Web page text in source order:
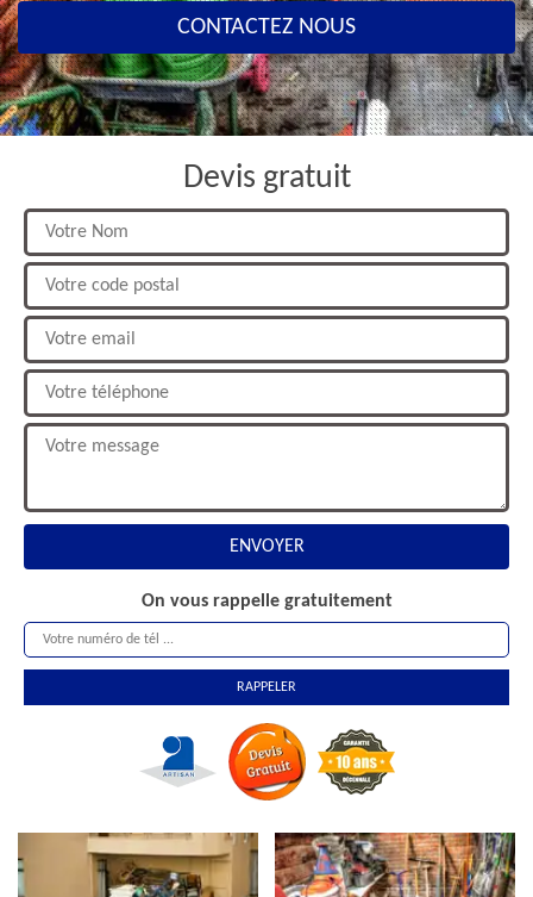
CONTACTEZ NOUS
Devis gratuit
On vous rappelle gratuitement